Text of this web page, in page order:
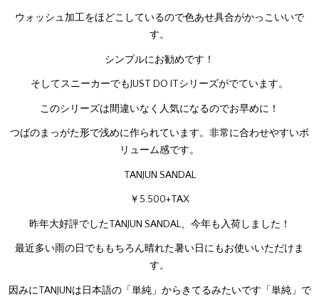
ウォッシュ加工をほどこしているので色あせ具合がかっこいいで
す。
シンプルにお勧めです！
そしてスニーカーでもJUST DO ITシリーズがでています。
このシリーズは間違いなく人気になるのでお早めに！
つばのまっがた形で浅めに作られています。非常に合わせやすいボ
リューム感です。
TANJUN SANDAL
￥5.500+TAX
昨年大好評でしたTANJUN SANDAL、今年も入荷しました！
最近多い雨の日でももちろん晴れた暑い日にもお使いいただけま
す。
因みにTANJUNは日本語の「単純」からきてるみたいです「単純」で